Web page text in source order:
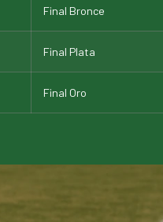
Final Bronce
Final Plata
Final Oro